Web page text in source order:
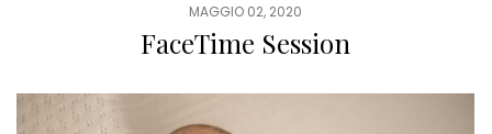
MAGGIO 02, 2020
FaceTime Session